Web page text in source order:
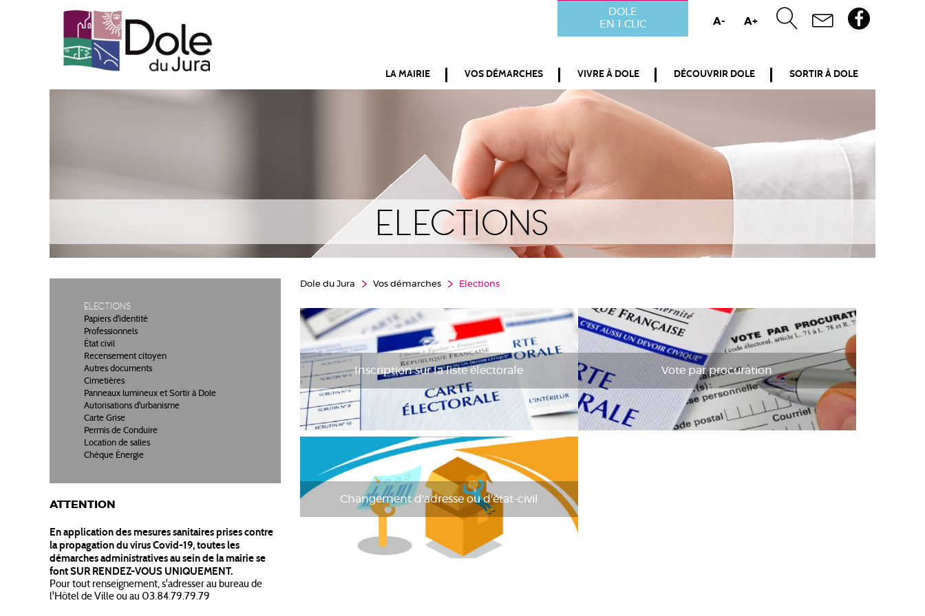
DOLE
EN 1 CLIC
A- A+
LA MAIRIE VOS DÉMARCHES VIVRE À DOLE DÉCOUVRIR DOLE SORTIR À DOLE
Elections
Elections
Papiers d'identité
Professionnels
État civil
Recensement citoyen
Autres documents
Cimetières
Panneaux lumineux et Sortir à Dole
Autorisations d'urbanisme
Carte Grise
Permis de Conduire
Location de salles
Chèque Énergie
ATTENTION
En application des mesures sanitaires prises contre
la propagation du virus Covid-19, toutes les
démarches administratives au sein de la mairie se
font SUR RENDEZ-VOUS UNIQUEMENT.
Pour tout renseignement, s'adresser au bureau de
l'Hôtel de Ville ou au 03.84.79.79.79
Dole du Jura Vos démarches Elections
Inscription sur la liste électorale Vote par procuration
Changement d'adresse ou d'état-civil